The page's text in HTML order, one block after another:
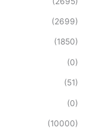
(2699)
(1850)
(0)
(51)
(0)
(10000)